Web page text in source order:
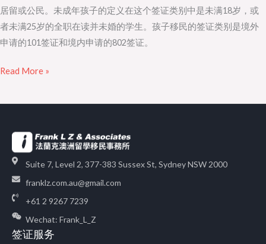
居留或公民。未成年孩子的定义在这个签证类别中是未满18岁，或
者未满25岁的全职在读并未婚的学生。孩子移民的签证类别是境外
申请的101签证和境内申请的802签证。
Read More »
Suite 7, Level 2, 377-383 Sussex St, Sydney NSW 2000
franklz.com.au@gmail.com
+61 2 9267 7239
Wechat: Frank_L_Z
签证服务